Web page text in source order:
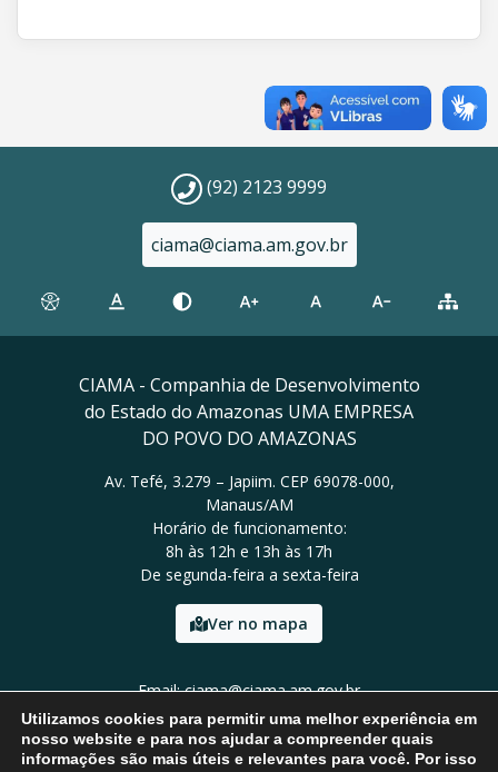
(92) 2123 9999
ciama@ciama.am.gov.br
CIAMA - Companhia de Desenvolvimento
do Estado do Amazonas UMA EMPRESA
DO POVO DO AMAZONAS
Av. Tefé, 3.279 – Japiim. CEP 69078-000,
Manaus/AM
Horário de funcionamento:
8h às 12h e 13h às 17h
De segunda-feira a sexta-feira
Ver no mapa
Email: ciama@ciama.am.gov.br
Tel: (92) 2123 9999
Utilizamos cookies para permitir uma melhor experiência em
nosso website e para nos ajudar a compreender quais
informações são mais úteis e relevantes para você. Por isso